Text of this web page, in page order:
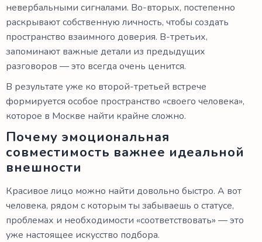
невербальными сигналами. Во-вторых, постепенно
раскрывают собственную личность, чтобы создать
пространство взаимного доверия. В-третьих,
запоминают важные детали из предыдущих
разговоров — это всегда очень ценится.
В результате уже ко второй-третьей встрече
формируется особое пространство «своего человека»,
которое в Москве найти крайне сложно.
Почему эмоциональная
совместимость важнее идеальной
внешности
Красивое лицо можно найти довольно быстро. А вот
человека, рядом с которым ты забываешь о статусе,
проблемах и необходимости «соответствовать» — это
уже настоящее искусство подбора.